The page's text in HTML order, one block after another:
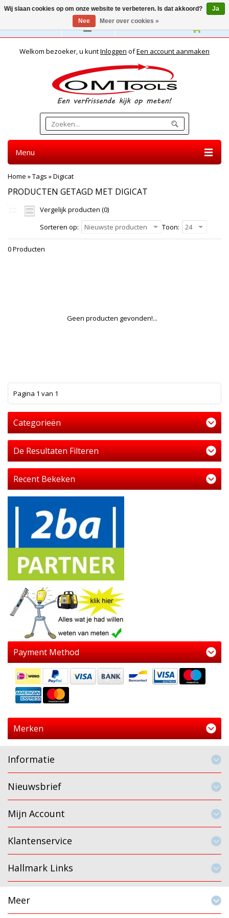
Nederlands
Welkom bezoeker, u kuntInloggen ofEen account aanmaken
Menu
Home »Tags »Digicat
PRODUCTEN GETAGD MET DIGICAT
Vergelijk producten (0)
Sorteren op:
Nieuwste producten Toon: 24
0 Producten
Geen producten gevonden!...
Pagina 1 van 1
Categorieën
De Resultaten Filteren
Recent Bekeken
Payment Method
Merken
Informatie
Nieuwsbrief
Mijn Account
Klantenservice
Hallmark Links
Meer
Wij slaan cookies op om onze website te verbeteren. Is dat akkoord?
Ja
Nee
Meer over cookies »